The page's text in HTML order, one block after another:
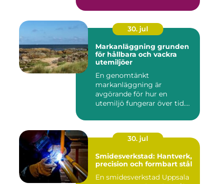
30. jul
Markanläggning grunden
för hållbara och vackra
utemiljöer
En genomtänkt
markanläggning är
avgörande för hur en
utemiljö fungerar över tid.
30. jul
Smidesverkstad: Hantverk,
precision och formbart stål
En smidesverkstad Uppsala